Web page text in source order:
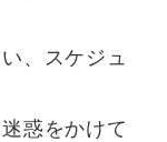
、スケジュ
惑をかけて